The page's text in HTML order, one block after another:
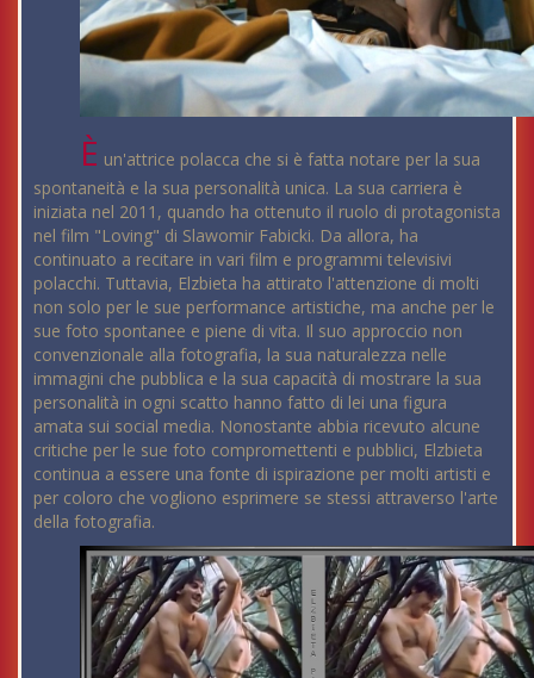
È un'attrice polacca che si è fatta notare per la sua
spontaneità e la sua personalità unica. La sua carriera è
iniziata nel 2011, quando ha ottenuto il ruolo di protagonista
nel film "Loving" di Slawomir Fabicki. Da allora, ha
continuato a recitare in vari film e programmi televisivi
polacchi. Tuttavia, Elzbieta ha attirato l'attenzione di molti
non solo per le sue performance artistiche, ma anche per le
sue foto spontanee e piene di vita. Il suo approccio non
convenzionale alla fotografia, la sua naturalezza nelle
immagini che pubblica e la sua capacità di mostrare la sua
personalità in ogni scatto hanno fatto di lei una figura
amata sui social media. Nonostante abbia ricevuto alcune
critiche per le sue foto compromettenti e pubblici, Elzbieta
continua a essere una fonte di ispirazione per molti artisti e
per coloro che vogliono esprimere se stessi attraverso l'arte
della fotografia.